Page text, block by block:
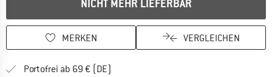
NICHT MEHR LIEFERBAR
MERKEN VERGLEICHEN
Portofrei ab 69 € (DE)